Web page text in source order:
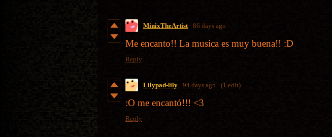
MinixTheArtist 86 days ago
Me encanto!! La musica es muy buena!! :D
Reply
Lilypad-lily 94 days ago (1 edit)
:O me encantó!!! <3
Reply